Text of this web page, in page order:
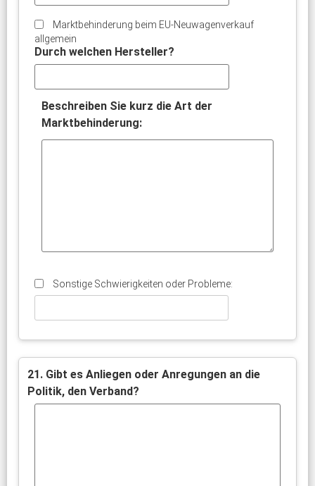
Marktbehinderung beim EU-Neuwagenverkauf
allgemein
Durch welchen Hersteller?
Beschreiben Sie kurz die Art der
Marktbehinderung:
Sonstige Schwierigkeiten oder Probleme:
21. Gibt es Anliegen oder Anregungen an die
Politik, den Verband?